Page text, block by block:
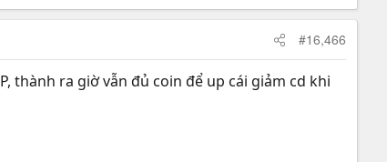
#16,466
thành ra giờ vẫn đủ coin để up cái giảm cd khi